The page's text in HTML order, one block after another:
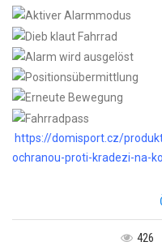
https://domisport.cz/
ochranou-proti-kradezi-na-
426